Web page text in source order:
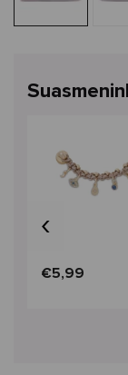
€5,99
‹